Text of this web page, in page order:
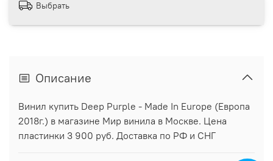
Выбрать
Описание
Винил купить Deep Purple - Made In Europe (Европа
2018г.) в магазине Мир винила в Москве. Цена
пластинки 3 900 руб. Доставка по РФ и СНГ